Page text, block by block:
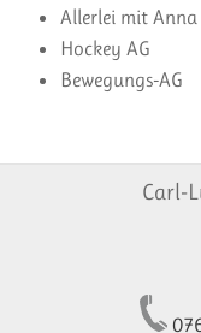
Allerlei mit Anna
Hockey AG
Bewegungs-AG
Carl-